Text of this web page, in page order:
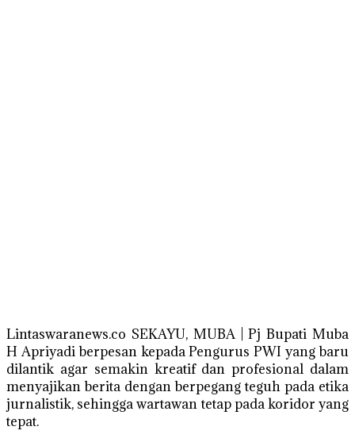
Lintaswaranews.co SEKAYU, MUBA | Pj Bupati Muba
H Apriyadi berpesan kepada Pengurus PWI yang baru
dilantik agar semakin kreatif dan profesional dalam
menyajikan berita dengan berpegang teguh pada etika
jurnalistik, sehingga wartawan tetap pada koridor yang
tepat.